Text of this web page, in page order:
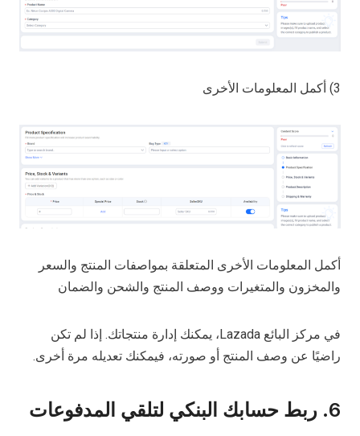
3) أكمل المعلومات الأخرى
أكمل المعلومات الأخرى المتعلقة بمواصفات المنتج والسعر
والمخزون والمتغيرات ووصف المنتج والشحن والضمان
في مركز البائع Lazada، يمكنك إدارة منتجاتك. إذا لم تكن
راضيًا عن وصف المنتج أو صورته، فيمكنك تعديله مرة أخرى.
6. ربط حسابك البنكي لتلقي المدفوعات